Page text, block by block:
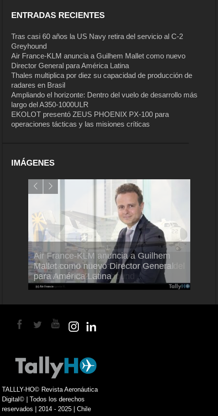
ENTRADAS RECIENTES
Tras casi 60 años la US Navy retira del servicio al C-2
Greyhound
Air France-KLM anuncia a Guilhem Mallet como nuevo
Director General para América Latina
Thales multiplica por diez su capacidad de producción de
radares en Brasil
Ampliando el horizonte: Dentro del vuelo de desarrollo más
largo del A350-1000ULR
EKOLOT presentó ZEUS PHOENIX PX-100 para
operaciones tácticas y las misiones críticas
IMÁGENES
Air France-KLM anuncia a Guilhem
Mallet como nuevo Director General
para América Latina
TALLLY-HO© Revista Aeronáutica
Digital© | Todos los derechos
reservados | 2014 - 2025 | Chile